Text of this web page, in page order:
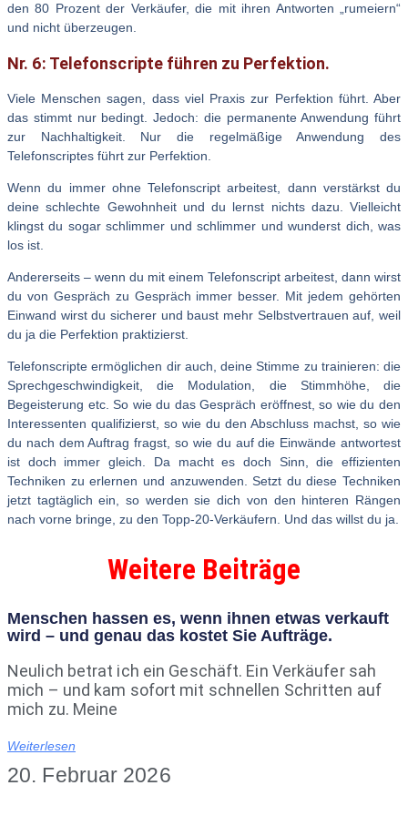
den 80 Prozent der Verkäufer, die mit ihren Antworten „rumeiern“
und nicht überzeugen.
Nr. 6: Telefonscripte führen zu Perfektion.
Viele Menschen sagen, dass viel Praxis zur Perfektion führt. Aber
das stimmt nur bedingt. Jedoch: die permanente Anwendung führt
zur Nachhaltigkeit. Nur die regelmäßige Anwendung des
Telefonscriptes führt zur Perfektion.
Wenn du immer ohne Telefonscript arbeitest, dann verstärkst du
deine schlechte Gewohnheit und du lernst nichts dazu. Vielleicht
klingst du sogar schlimmer und schlimmer und wunderst dich, was
los ist.
Andererseits – wenn du mit einem Telefonscript arbeitest, dann wirst
du von Gespräch zu Gespräch immer besser. Mit jedem gehörten
Einwand wirst du sicherer und baust mehr Selbstvertrauen auf, weil
du ja die Perfektion praktizierst.
Telefonscripte ermöglichen dir auch, deine Stimme zu trainieren: die
Sprechgeschwindigkeit, die Modulation, die Stimmhöhe, die
Begeisterung etc. So wie du das Gespräch eröffnest, so wie du den
Interessenten qualifizierst, so wie du den Abschluss machst, so wie
du nach dem Auftrag fragst, so wie du auf die Einwände antwortest
ist doch immer gleich. Da macht es doch Sinn, die effizienten
Techniken zu erlernen und anzuwenden. Setzt du diese Techniken
jetzt tagtäglich ein, so werden sie dich von den hinteren Rängen
nach vorne bringe, zu den Topp-20-Verkäufern. Und das willst du ja.
Weitere Beiträge
Menschen hassen es, wenn ihnen etwas verkauft
wird – und genau das kostet Sie Aufträge.
Neulich betrat ich ein Geschäft. Ein Verkäufer sah
mich – und kam sofort mit schnellen Schritten auf
mich zu. Meine
Weiterlesen
20. Februar 2026